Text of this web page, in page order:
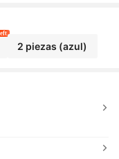
bla
2 piezas (azul)